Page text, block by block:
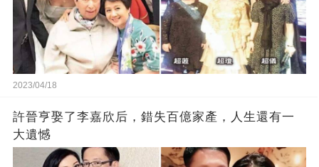
2023/04/18
許晉亨娶了李嘉欣后，錯失百億家產，人生還有一
大遺憾